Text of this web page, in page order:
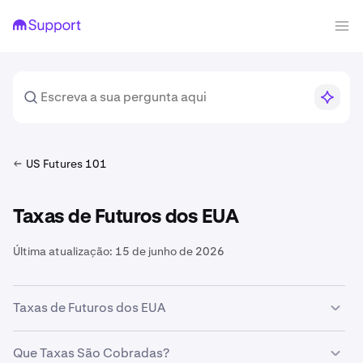
US Futures 101
Taxas de Futuros dos EUA
Última atualização: 15 de junho de 2026
Taxas de Futuros dos EUA
Negociar futuros na Kraken Derivatives US envolve
Que Taxas São Cobradas?